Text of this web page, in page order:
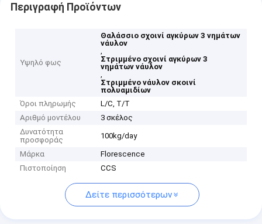
Περιγραφή Προϊόντων
Υψηλό φως
Θαλάσσιο σχοινί αγκύρων 3 νημάτων
νάυλον
,
Στριμμένο σχοινί αγκύρων 3
νημάτων νάυλον
,
Στριμμένο νάυλον σκοινί
πολυαμιδίων
Όροι πληρωμής
L/C, T/T
Αριθμό μοντέλου
3 σκέλος
Δυνατότητα
προσφοράς
100kg/day
Μάρκα
Florescence
Πιστοποίηση
CCS
Δείτε περισσότερων